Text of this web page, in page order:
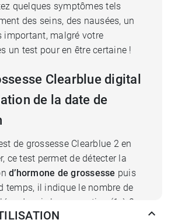
quelques symptômes tels
des seins, des nausées, un
important, malgré votre
un test pour en être certaine !
Clearblue digital
de la date de
de grossesse Clearblue 2 en
ce test permet de détecter la
d’hormone de grossesse puis
temps, il indique le nombre de
depuis la conception (1 à 2
semaines, plus de 3 semaines).